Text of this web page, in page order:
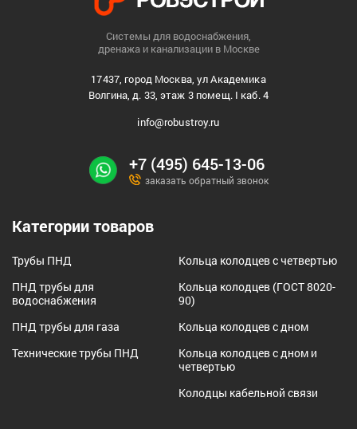
Системы для водоснабжения,
дренажа и канализации в Москве
17437, город Москва, ул Академика
Волгина, д. 33, этаж 3 помещ. I каб. 4
info@robustroy.ru
+7 (495) 645-13-06
заказать обратный звонок
Категории товаров
Трубы ПНД
ПНД трубы для
водоснабжения
ПНД трубы для газа
Технические трубы ПНД
Кольца колодцев с четвертью
Кольца колодцев (ГОСТ 8020-
90)
Кольца колодцев с дном
Кольца колодцев с дном и
четвертью
Колодцы кабельной связи